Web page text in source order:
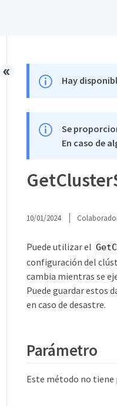
Hay
Se
En caso de
10/01/2024
Puede utilizar el
configuración del
cambia mientras se
Puede guardar estos
en caso de desastre.
Parámetro
Este método no